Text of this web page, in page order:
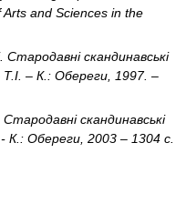
and Sciences in the
скандинавські
Т.І. – К.: Обереги, 1997. –
скандинавські
К.: Обереги, 2003 – 1304 с.